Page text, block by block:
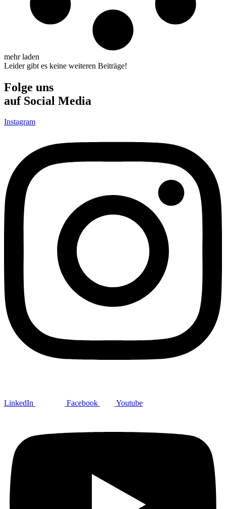
mehr laden
Leider gibt es keine weiteren Beiträge!
Folge uns
auf Social Media
Instagram
LinkedIn Facebook Youtube